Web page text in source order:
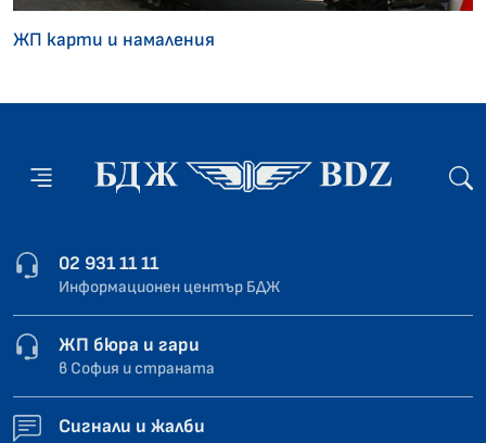
ЖП карти и намаления
02 931 11 11
Информационен център БДЖ
ЖП бюра и гари
в София и страната
Сигнали и жалби